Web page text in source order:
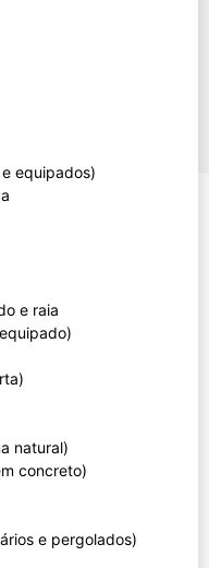
equipados)
e raia
natural)
concreto)
e pergolados)